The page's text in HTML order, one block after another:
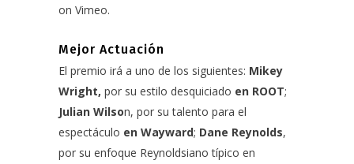
on Vimeo.
Mejor Actuación
El premio irá a uno de los siguientes: Mikey
Wright, por su estilo desquiciado en ROOT;
Julian Wilson, por su talento para el
espectáculo en Wayward; Dane Reynolds,
por su enfoque Reynoldsiano típico en